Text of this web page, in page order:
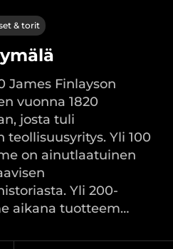
& torit
James Finlayson
vuonna 1820
josta tuli
Yli 100
on ainutlaatuinen
Yli 200-
aikana tuotteem…